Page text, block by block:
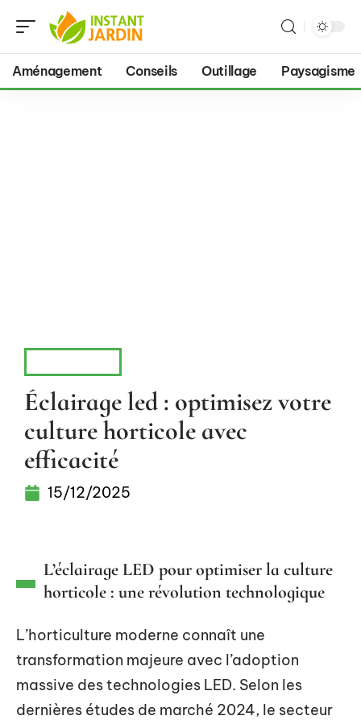
Aménagement Conseils Outillage Paysagisme
Éclairage led : optimisez votre
culture horticole avec
efficacité
15/12/2025
L’éclairage LED pour optimiser la culture
horticole : une révolution technologique
L’horticulture moderne connaît une
transformation majeure avec l’adoption
massive des technologies LED. Selon les
dernières études de marché 2024, le secteur